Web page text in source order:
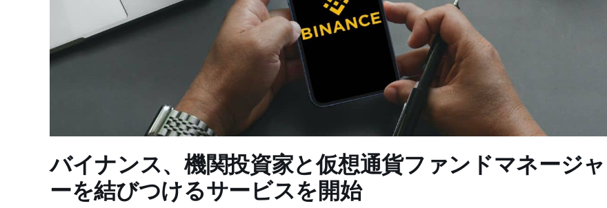
バイナンス、機関投資家と仮想通貨ファンドマネージャ
ーを結びつけるサービスを開始